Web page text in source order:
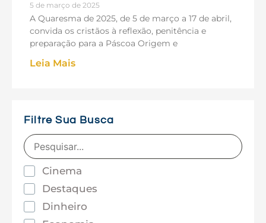
5 de março de 2025
A Quaresma de 2025, de 5 de março a 17 de abril,
convida os cristãos à reflexão, penitência e
preparação para a Páscoa Origem e
Leia Mais
Filtre Sua Busca
Cinema
Destaques
Dinheiro